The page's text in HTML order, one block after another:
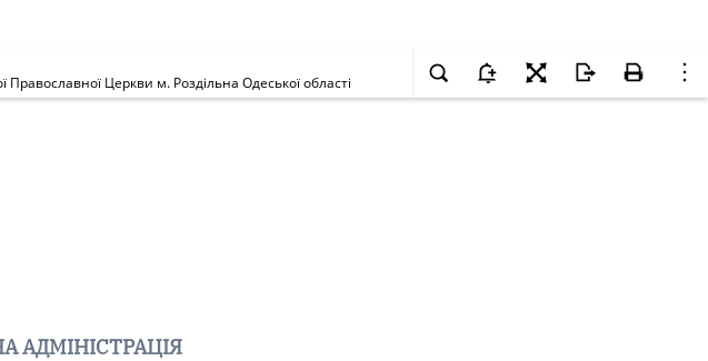
Православної Церкви м. Роздільна Одеської області
АДМІНІСТРАЦІЯ